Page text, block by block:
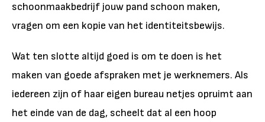
schoonmaakbedrijf jouw pand schoon maken,
vragen om een kopie van het identiteitsbewijs.
Wat ten slotte altijd goed is om te doen is het
maken van goede afspraken met je werknemers. Als
iedereen zijn of haar eigen bureau netjes opruimt aan
het einde van de dag, scheelt dat al een hoop